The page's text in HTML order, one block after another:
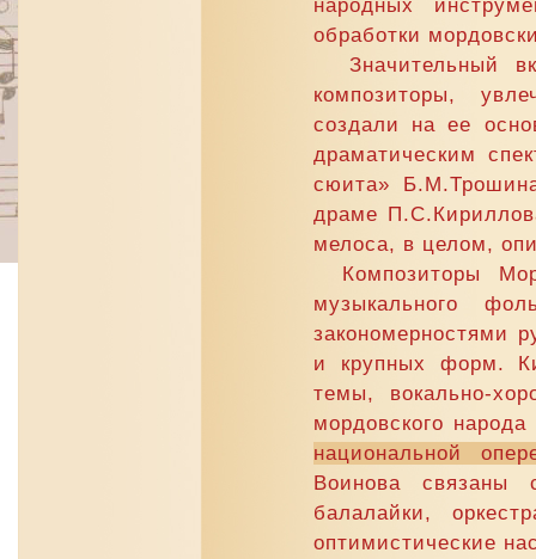
народных
обработки
Значительный
композиторы,
создали на ее
драматическим
сюита»
драме
мелоса, в целом,
Композиторы
музыкального
закономерностями
и крупных форм.
темы, вокально-
мордовского
национальной
Воинова связаны
балалайки,
оптимистические